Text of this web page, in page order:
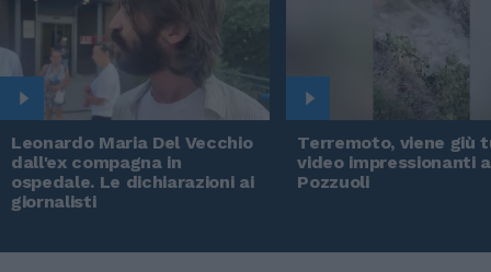
Leonardo Maria Del Vecchio
dall'ex compagna in
ospedale. Le dichiarazioni ai
giornalisti
Terremoto, viene giù
video impressionanti a
Pozzuoli